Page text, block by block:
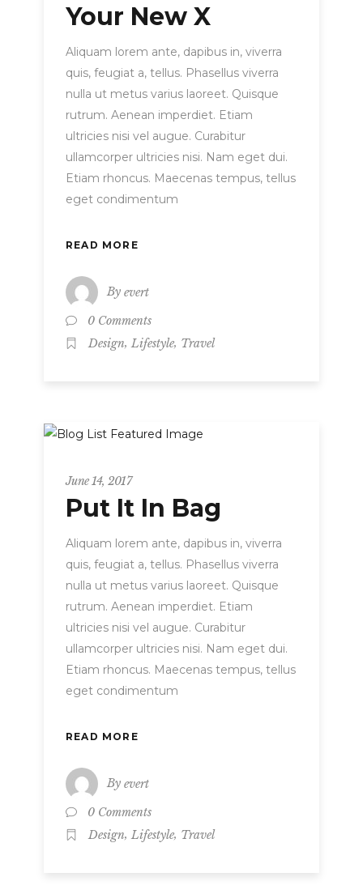
Your New X
Aliquam lorem ante, dapibus in, viverra
quis, feugiat a, tellus. Phasellus viverra
nulla ut metus varius laoreet. Quisque
rutrum. Aenean imperdiet. Etiam
ultricies nisi vel augue. Curabitur
ullamcorper ultricies nisi. Nam eget dui.
Etiam rhoncus. Maecenas tempus, tellus
eget condimentum
READ MORE
By evert
0 Comments
Design, Lifestyle, Travel
June 14, 2017
Put It In Bag
Aliquam lorem ante, dapibus in, viverra
quis, feugiat a, tellus. Phasellus viverra
nulla ut metus varius laoreet. Quisque
rutrum. Aenean imperdiet. Etiam
ultricies nisi vel augue. Curabitur
ullamcorper ultricies nisi. Nam eget dui.
Etiam rhoncus. Maecenas tempus, tellus
eget condimentum
READ MORE
By evert
0 Comments
Design, Lifestyle, Travel